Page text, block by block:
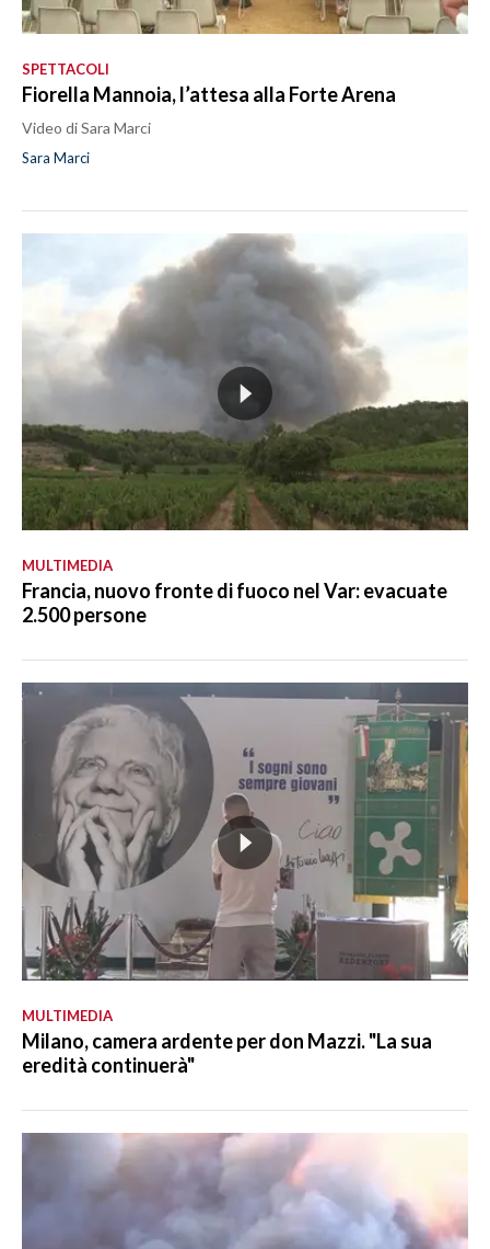
SPETTACOLI
Fiorella Mannoia, l’attesa alla Forte Arena
Video di Sara Marci
Sara Marci
MULTIMEDIA
Francia, nuovo fronte di fuoco nel Var: evacuate
2.500 persone
MULTIMEDIA
Milano, camera ardente per don Mazzi. "La sua
eredità continuerà"